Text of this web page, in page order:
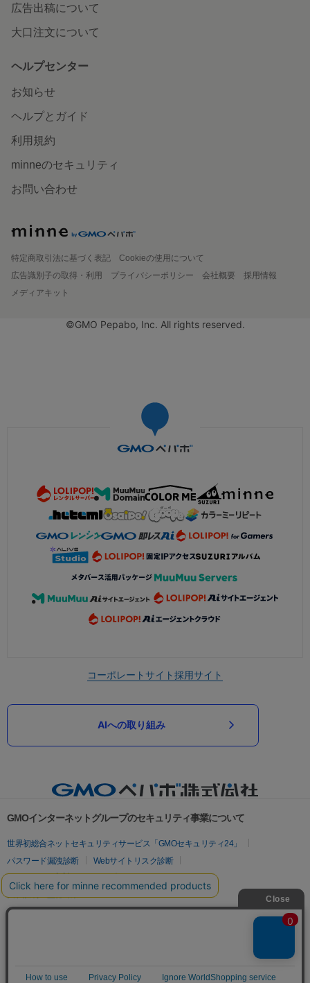
広告出稿について
大口注文について
ヘルプセンター
お知らせ
ヘルプとガイド
利用規約
minneのセキュリティ
お問い合わせ
特定商取引法に基づく表記
Cookieの使用について
広告識別子の取得・利用
プライバシーポリシー 会社概要
採用情報
メディアキット
©GMO Pepabo, Inc. All rights reserved.
コーポレートサイト採用サイト
AIへの取り組み
GMOインターネットグループのセキュリティ事業について
世界初総合ネットセキュリティサービス「GMOセキュリティ24」
パスワード漏洩診断
Webサイトリスク診断
セキュリティ相談AIチャットボット
実在証明・盗聴対策
サイバー攻撃対策（GMOサイバーセキュリティ byイエラエ）